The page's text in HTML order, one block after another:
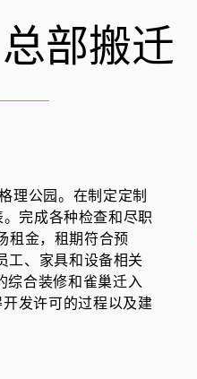
总部搬迁
理公园。在制定定制
完成各种检查和尽职
租金，租期符合预
工、家具和设备相关
综合装修和雀巢迁入
发许可的过程以及建